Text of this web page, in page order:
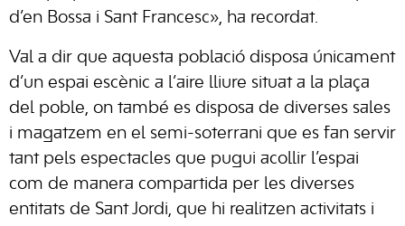
d’en Bossa i Sant Francesc», ha recordat.
Val a dir que aquesta població disposa únicament
d’un espai escènic a l’aire lliure situat a la plaça
del poble, on també es disposa de diverses sales
i magatzem en el semi-soterrani que es fan servir
tant pels espectacles que pugui acollir l’espai
com de manera compartida per les diverses
entitats de Sant Jordi, que hi realitzen activitats i